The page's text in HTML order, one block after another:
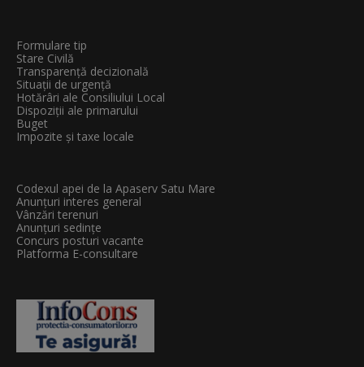
Formulare tip
Stare Civilă
Transparenţă decizională
Situații de urgență
Hotărâri ale Consiliului Local
Dispoziții ale primarului
Buget
Impozite și taxe locale
Codexul apei de la Apaserv Satu Mare
Anunțuri interes general
Vânzări terenuri
Anunțuri sedințe
Concurs posturi vacante
Platforma E-consultare